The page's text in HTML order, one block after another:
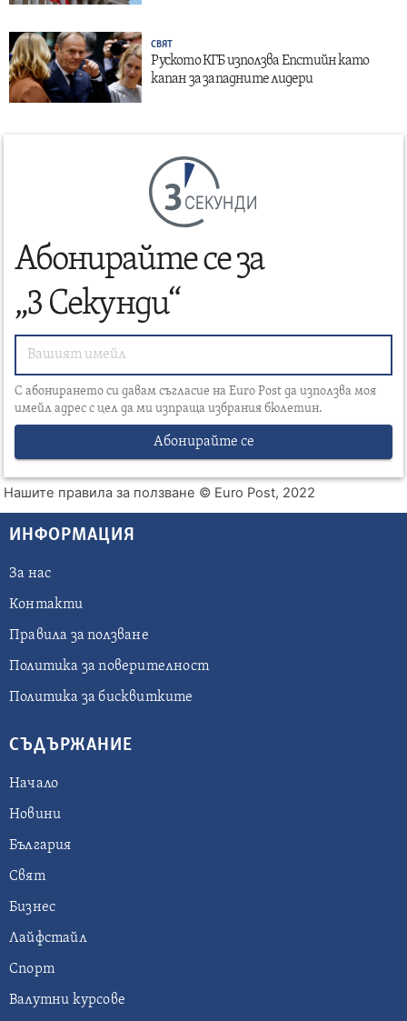
СВЯТ
Руското КГБ използва Епстийн като
капан за западните лидери
СЕКУНДИ
Абонирайте се за
„3 Секунди“
С абонирането си давам съгласие на Euro Post да използва моя
имейл адрес с цел да ми изпраща избрания бюлетин.
Абонирайте се
Нашите правила за ползване © Euro Post, 2022
ИНФОРМАЦИЯ
За нас
Контакти
Правила за ползване
Политика за поверителност
Политика за бисквитките
СЪДЪРЖАНИЕ
Начало
Новини
България
Свят
Бизнес
Лайфстайл
Спорт
Валутни курсове